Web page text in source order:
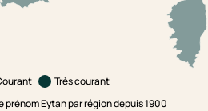
Très courant
Eytan par région depuis 1900